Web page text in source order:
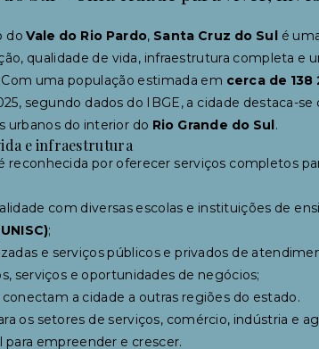
doVale do Rio Pardo, Santa Cruz do Sul é
qualidade de vida, infraestrutura completa e
uma população estimada em cerca de 138
segundo dados do IBGE, a cidade destaca-se
urbanos do interior do Rio Grande do Sul.
e infraestrutura
reconhecida por oferecer serviços completos
com diversas escolas e instituições de
;
e serviços públicos e privados de
serviços e oportunidades de negócios;
a cidade a outras regiões do estado.
os setores de serviços, comércio, indústria e
empreender e crescer.